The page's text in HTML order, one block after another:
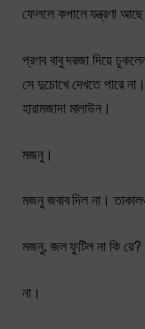
ফেললে কপালে যন্ত্রণা
প্রণব বাবু দরজা দিয়ে
সে দুচোখে দেখতে পারে
হারামজাদা মালাউন।
মজনু।
মজনু জবাব দিল না।
মজনু, জল ফুটিল না কি রে?
না।